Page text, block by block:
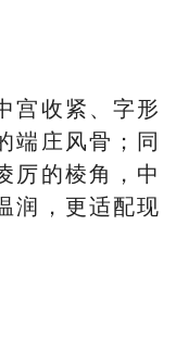
宫收紧、字形
端庄风骨；同
厉的棱角，中
润，更适配现